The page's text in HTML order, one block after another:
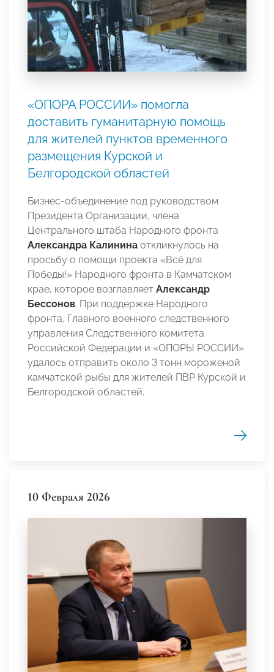
«ОПОРА РОССИИ» помогла
доставить гуманитарную помощь
для жителей пунктов временного
размещения Курской и
Белгородской областей
Бизнес-объединение под руководством
Президента Организации, члена
Центрального штаба Народного фронта
Александра Калинина откликнулось на
просьбу о помощи проекта «Всё для
Победы!» Народного фронта в Камчатском
крае, которое возглавляет Александр
Бессонов. При поддержке Народного
фронта, Главного военного следственного
управления Следственного комитета
Российской Федерации и «ОПОРЫ РОССИИ»
удалось отправить около 3 тонн мороженой
камчатской рыбы для жителей ПВР Курской и
Белгородской областей.
10 Февраля 2026